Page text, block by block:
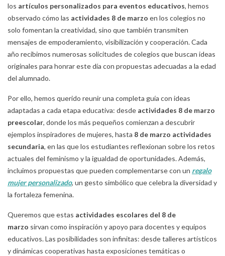
los artículos personalizados para eventos educativos, hemos
observado cómo las actividades 8 de marzo en los colegios no
solo fomentan la creatividad, sino que también transmiten
mensajes de empoderamiento, visibilización y cooperación. Cada
año recibimos numerosas solicitudes de colegios que buscan ideas
originales para honrar este día con propuestas adecuadas a la edad
del alumnado.
Por ello, hemos querido reunir una completa guía con ideas
adaptadas a cada etapa educativa: desde actividades 8 de marzo
preescolar, donde los más pequeños comienzan a descubrir
ejemplos inspiradores de mujeres, hasta 8 de marzo actividades
secundaria, en las que los estudiantes reflexionan sobre los retos
actuales del feminismo y la igualdad de oportunidades. Además,
incluimos propuestas que pueden complementarse con un regalo
mujer personalizado, un gesto simbólico que celebra la diversidad y
la fortaleza femenina.
Queremos que estas actividades escolares del 8 de
marzo sirvan como inspiración y apoyo para docentes y equipos
educativos. Las posibilidades son infinitas: desde talleres artísticos
y dinámicas cooperativas hasta exposiciones temáticas o